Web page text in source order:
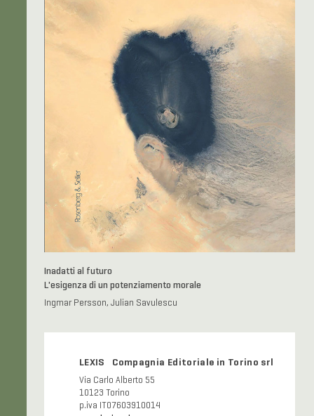
Inadatti al futuro
L'esigenza di un potenziamento morale
Ingmar Persson, Julian Savulescu
LEXIS Compagnia Editoriale in Torino srl
Via Carlo Alberto 55
10123 Torino
p.iva IT07603910014